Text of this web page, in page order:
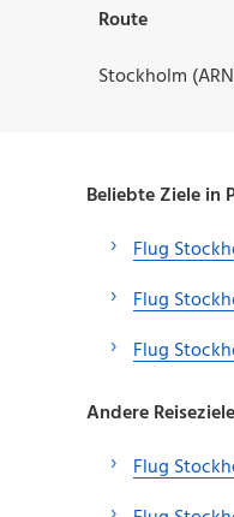
Route
Stockholm
Beliebte Ziele in
Flug
Flug
Flug
Andere
Flug